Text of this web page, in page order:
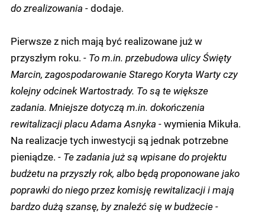
do zrealizowania -dodaje.
Pierwsze z nich mają być realizowane już w
przyszłym roku. - To m.in. przebudowa ulicy Święty
Marcin, zagospodarowanie Starego Koryta Warty czy
kolejny odcinek Wartostrady. To są te większe
zadania. Mniejsze dotyczą m.in. dokończenia
rewitalizacji placu Adama Asnyka -wymienia Mikuła.
Na realizacje tych inwestycji są jednak potrzebne
pieniądze. - Te zadania już są wpisane do projektu
budżetu na przyszły rok, albo będą proponowane jako
poprawki do niego przez komisję rewitalizacji i mają
bardzo dużą szansę, by znaleźć się w budżecie -